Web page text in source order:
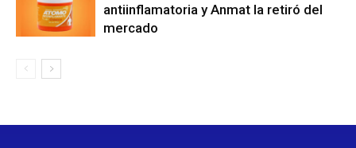
antiinflamatoria y Anmat la retiró del
mercado